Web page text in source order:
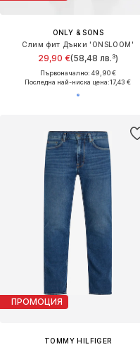
ONLY & SONS
Слим фит Дънки 'ONSLOOM'
29,90 €(58,48 лв.³)
Първоначално: 49,90 €
Последна най-ниска цена:17,43 €
ПРОМОЦИЯ
TOMMY HILFIGER